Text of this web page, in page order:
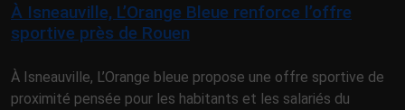
À Isneauville, L’Orange Bleue renforce l’offre
sportive près de Rouen
À Isneauville, L’Orange bleue propose une offre sportive de
proximité pensée pour les habitants et les salariés du